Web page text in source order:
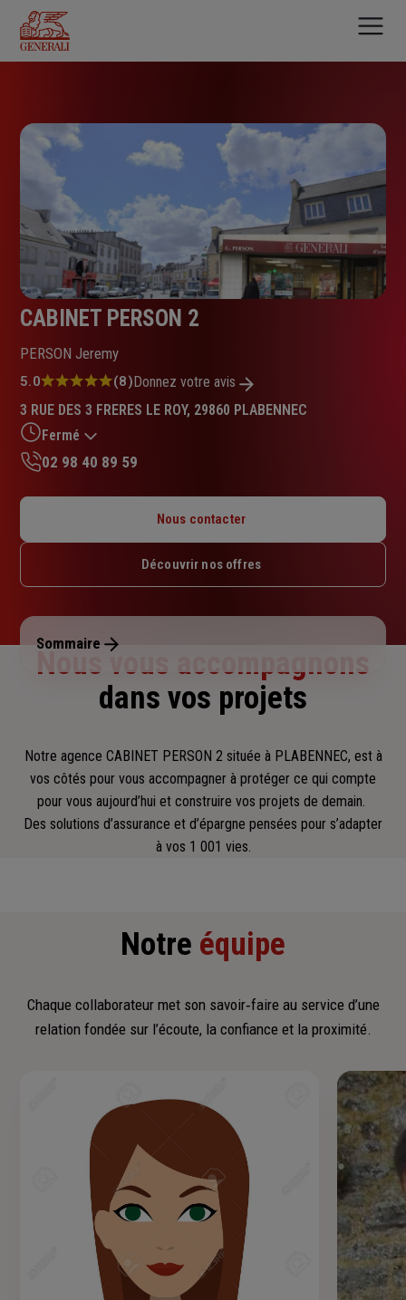
contenu
principal
CABINET PERSON 2
PERSON Jeremy
Note
5.0
sur
5
étoiles
5.0 (8)Donnez votre avis
3 RUE DES 3 FRERES LE ROY, 29860 PLABENNEC
Fermé
Mardi : 09h – 12h / 14h – 18h
Jeudi : 09h – 12h / 14h – 18h
Dimanche : Fermé
02 98 40 89 59
Nous contacter
Découvrir nos offres
Sommaire
Nous vous accompagnons
dans vos projets
Notre agence CABINET PERSON 2 située à PLABENNEC, est à
vos côtés pour vous accompagner à protéger ce qui compte
pour vous aujourd’hui et construire vos projets de demain.
Des solutions d’assurance et d’épargne pensées pour s’adapter
à vos 1 001 vies.
Notre équipe
Chaque collaborateur met son savoir‑faire au service d’une
relation fondée sur l’écoute, la confiance et la proximité.